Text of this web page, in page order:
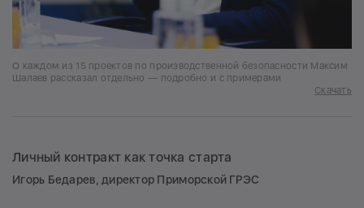
О каждом из 15 проектов по производственной безопасности Максим
Шалаев рассказал отдельно — подробно и с примерами
Скачать
Личный контракт как точка старта
Игорь Бедарев, директор Приморской ГРЭС